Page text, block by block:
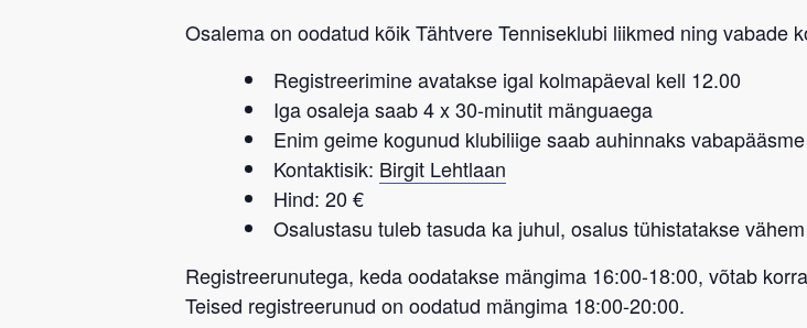
Osalema on oodatud kõikTähtvere Tenniseklubi liikmed ning vabade
Registreerimine avatakse igal kolmapäeval kell 12.00
Iga osaleja saab 4 x 30-minutit mänguaega
Enim geime kogunud klubiliige saab auhinnaks vabapääsme
Kontaktisik: Birgit Lehtlaan
Hind: 20 €
Osalustasu tuleb tasuda ka juhul, osalus tühistatakse
Registreerunutega, keda oodatakse mängima 16:00-18:00, võtab
Teised registreerunud on oodatud mängima 18:00-20:00.